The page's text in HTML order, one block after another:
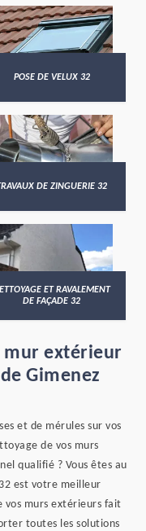
POSE DE VELUX 32
DE ZINGUERIE 32
ET RAVALEMENT
DE FAÇADE 32
mur extérieur
Gimenez
et de mérules sur vos
de vos murs
qualifié ? Vous êtes au
est votre meilleur
vos murs extérieurs fait
toutes les solutions